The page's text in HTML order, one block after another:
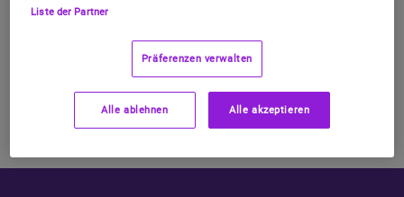
Liste der Partner
Präferenzen verwalten
Alle ablehnen Alle akzeptieren